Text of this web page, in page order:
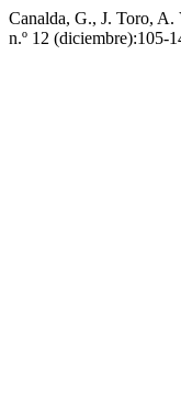
Canalda, G., J. Toro,
n.º 12 (diciembre):105-